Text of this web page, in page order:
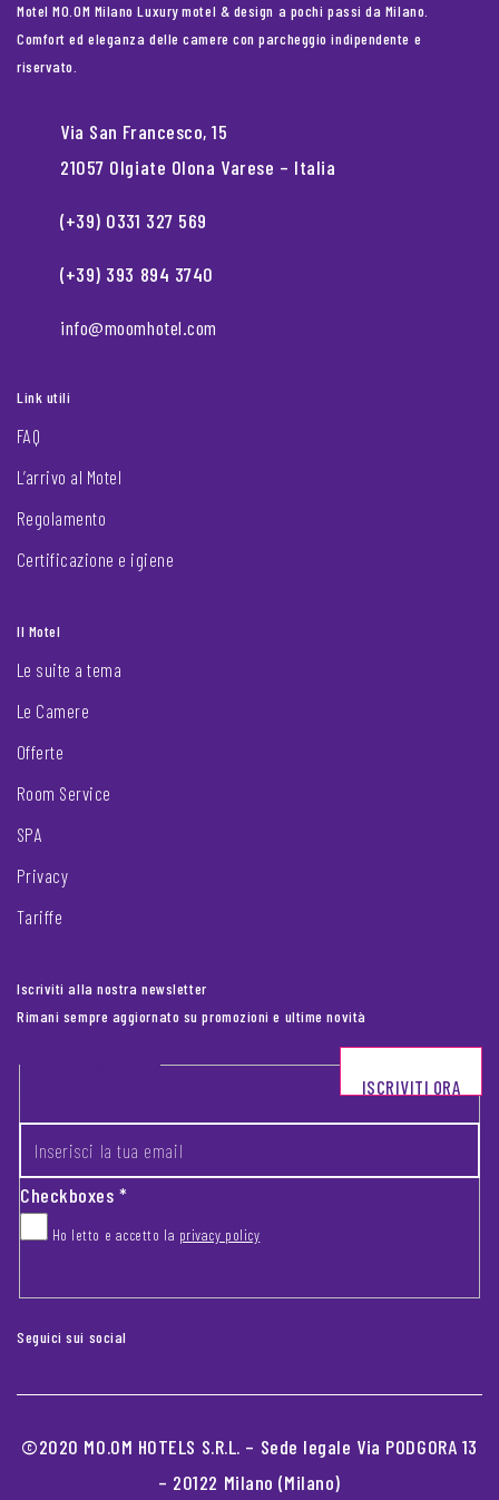
Motel MO.OM Milano Luxury motel & design a pochi passi da Milano.
Comfort ed eleganza delle camere con parcheggio indipendente e
riservato.
Via San Francesco, 15
21057 Olgiate Olona Varese – Italia
(+39) 0331 327 569
(+39) 393 894 3740
info@moomhotel.com
Link utili
FAQ
L’arrivo al Motel
Regolamento
Certificazione e igiene
Il Motel
Le suite a tema
Le Camere
Offerte
Room Service
SPA
Privacy
Tariffe
Iscriviti alla nostra newsletter
Rimani sempre aggiornato su promozioni e ultime novità
Footer newsletter
Checkboxes*
Ho letto e accetto la privacy policy
ISCRIVITI ORA
Seguici sui social
©2020 MO.OM HOTELS S.R.L. – Sede legale Via PODGORA 13
– 20122 Milano (Milano)